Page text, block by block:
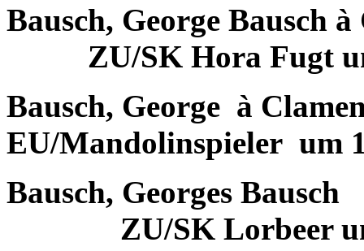
Bausch, George Bausch à
ZU/SK Hora Fugt
Bausch, George à
EU/Mandolinspieler um
Bausch, Georges Bausch
ZU/SK Lorbeer